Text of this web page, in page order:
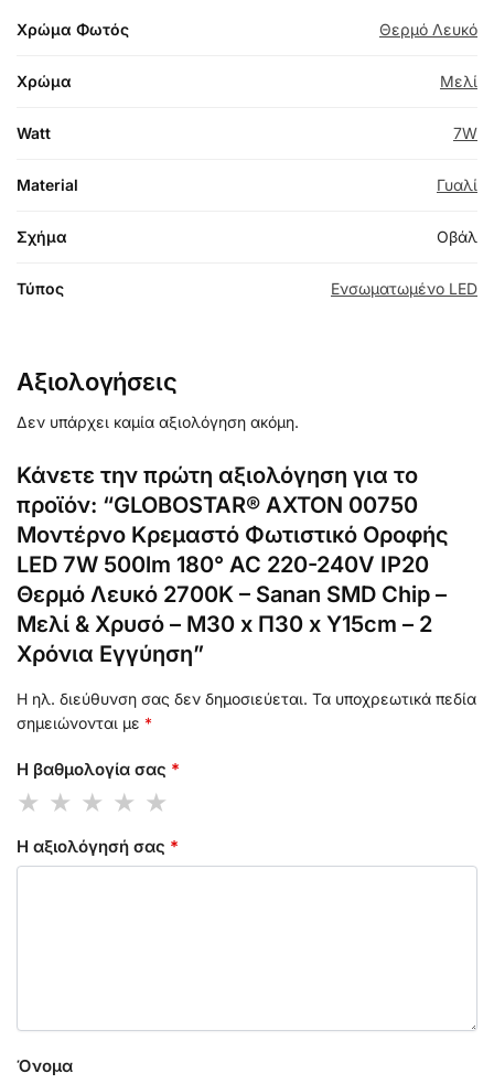
Χρώμα Φωτός Θερμό Λευκό
Χρώμα Μελί
Watt 7W
Material Γυαλί
Σχήμα Οβάλ
Τύπος Ενσωματωμένο LED
Αξιολογήσεις
Δεν υπάρχει καμία αξιολόγηση ακόμη.
Κάνετε την πρώτη αξιολόγηση για το
προϊόν: “GLOBOSTAR® ΑΧΤΟΝ 00750
Μοντέρνο Κρεμαστό Φωτιστικό Οροφής
LED 7W 500lm 180° AC 220-240V IP20
Θερμό Λευκό 2700K – Sanan SMD Chip –
Μελί & Χρυσό – Μ30 x Π30 x Υ15cm – 2
Χρόνια Εγγύηση”
Η ηλ. διεύθυνση σας δεν δημοσιεύεται. Τα υποχρεωτικά πεδία
σημειώνονται με *
Η βαθμολογία σας *
Η αξιολόγησή σας *
Όνομα